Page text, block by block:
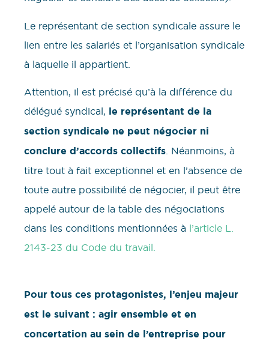
Le représentant de section syndicale assure le
lien entre les salariés et l’organisation syndicale
à laquelle il appartient.
Attention, il est précisé qu’à la différence du
délégué syndical, le représentant de la
section syndicale ne peut négocier ni
conclure d’accords collectifs . Néanmoins, à
titre tout à fait exceptionnel et en l’absence de
toute autre possibilité de négocier, il peut être
appelé autour de la table des négociations
dans les conditions mentionnées à l’article L.
2143-23 du Code du travail.
Pour tous ces protagonistes, l’enjeu majeur
est le suivant : agir ensemble et en
concertation au sein de l’entreprise pour